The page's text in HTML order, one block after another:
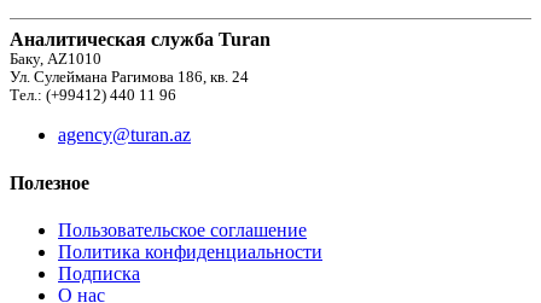
Аналитическая служба Turan
Баку, AZ1010
Ул. Сулеймана Рагимова 186, кв. 24
Тел.: (+99412) 440 11 96
agency@turan.az
Полезное
Пользовательское соглашение
Политика конфиденциальности
Подписка
О нас